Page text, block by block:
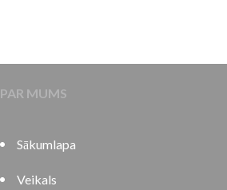
PAR MUMS
Sākumlapa
Veikals